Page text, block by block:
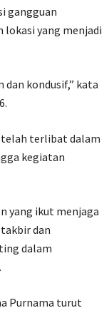
gangguan
lokasi yang menjadi
dan kondusif,” kata
telah terlibat dalam
kegiatan
yang ikut menjaga
dan
dalam
Purnama turut